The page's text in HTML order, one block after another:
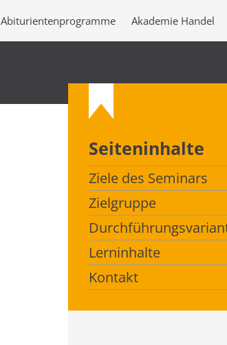
Abiturientenprogramme Akademie Handel
Seiteninhalte
Ziele des Seminars
Zielgruppe
Lerninhalte
Kontakt